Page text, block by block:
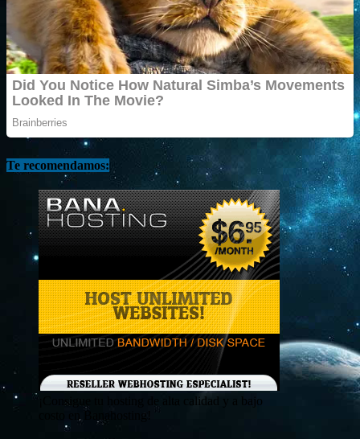
Te recomendamos:
¡Consigue tu hosting de alta calidad y a bajo
costo en Banahosting!